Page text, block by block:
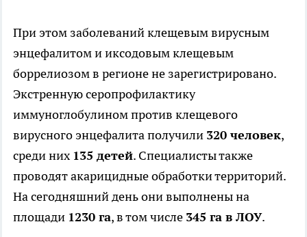
При этом заболеваний клещевым вирусным
энцефалитом и иксодовым клещевым
боррелиозом в регионе не зарегистрировано.
Экстренную серопрофилактику
иммуноглобулином против клещевого
вирусного энцефалита получили 320 человек,
среди них 135 детей. Специалисты также
проводят акарицидные обработки территорий.
На сегодняшний день они выполнены на
площади 1230 га, в том числе 345 га в ЛОУ.